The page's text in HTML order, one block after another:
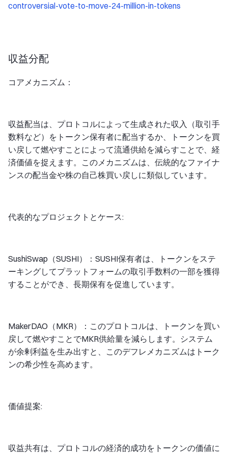
controversial-vote-to-move-24-million-in-tokens
収益分配
コアメカニズム：
収益配当は、プロトコルによって生成された収入（取引手
数料など）をトークン保有者に配当するか、トークンを買
い戻して燃やすことによって流通供給を減らすことで、経
済価値を捉えます。このメカニズムは、伝統的なファイナ
ンスの配当金や株の自己株買い戻しに類似しています。
代表的なプロジェクトとケース:
SushiSwap（SUSHI）：SUSHI保有者は、トークンをステ
ーキングしてプラットフォームの取引手数料の一部を獲得
することができ、長期保有を促進しています。
MakerDAO（MKR）：このプロトコルは、トークンを買い
戻して燃やすことでMKR供給量を減らします。システム
が余剰利益を生み出すと、このデフレメカニズムはトーク
ンの希少性を高めます。
価値提案:
収益共有は、プロトコルの経済的成功をトークンの価値に